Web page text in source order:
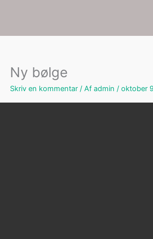
Ny bølge
Skriv en kommentar / Af admin / oktober